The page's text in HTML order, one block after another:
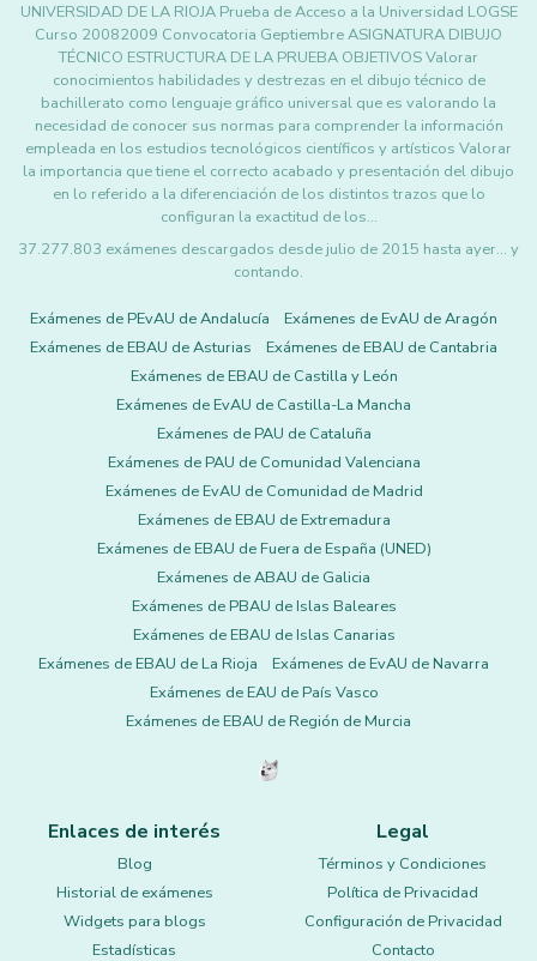
UNIVERSIDAD DE LA RIOJA Prueba de Acceso a la Universidad LOGSE
Curso 20082009 Convocatoria Geptiembre ASIGNATURA DIBUJO
TÉCNICO ESTRUCTURA DE LA PRUEBA OBJETIVOS Valorar
conocimientos habilidades y destrezas en el dibujo técnico de
bachillerato como lenguaje gráfico universal que es valorando la
necesidad de conocer sus normas para comprender la información
empleada en los estudios tecnológicos científicos y artísticos Valorar
la importancia que tiene el correcto acabado y presentación del dibujo
en lo referido a la diferenciación de los distintos trazos que lo
configuran la exactitud de los…
37.277.803 exámenes descargados desde julio de 2015 hasta ayer... y
contando.
Exámenes de PEvAU de Andalucía
Exámenes de EvAU de Aragón
Exámenes de EBAU de Asturias
Exámenes de EBAU de Cantabria
Exámenes de EBAU de Castilla y León
Exámenes de EvAU de Castilla-La Mancha
Exámenes de PAU de Cataluña
Exámenes de PAU de Comunidad Valenciana
Exámenes de EvAU de Comunidad de Madrid
Exámenes de EBAU de Extremadura
Exámenes de EBAU de Fuera de España (UNED)
Exámenes de ABAU de Galicia
Exámenes de PBAU de Islas Baleares
Exámenes de EBAU de Islas Canarias
Exámenes de EBAU de La Rioja
Exámenes de EvAU de Navarra
Exámenes de EAU de País Vasco
Exámenes de EBAU de Región de Murcia
Enlaces de interés
Blog
Historial de exámenes
Widgets para blogs
Estadísticas
Legal
Términos y Condiciones
Política de Privacidad
Configuración de Privacidad
Contacto